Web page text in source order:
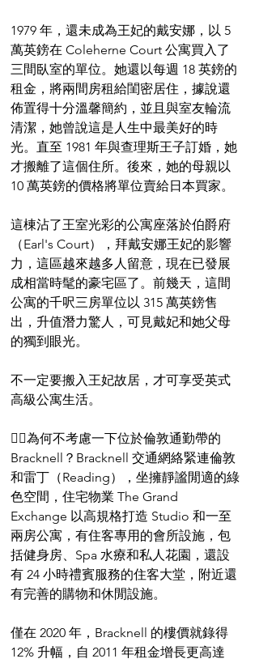
1979 年，還未成為王妃的戴安娜，以 5
萬英鎊在 Coleherne Court 公寓買入了
三間臥室的單位。她還以每週 18 英鎊的
租金，將兩間房租給閨密居住，據說還
佈置得十分溫馨簡約，並且與室友輪流
清潔，她曾說這是人生中最美好的時
光。直至 1981 年與查理斯王子訂婚，她
才搬離了這個住所。後來，她的母親以
10 萬英鎊的價格將單位賣給日本買家。
這棟沾了王室光彩的公寓座落於伯爵府
（Earl's Court），拜戴安娜王妃的影響
力，這區越來越多人留意，現在已發展
成相當時髦的豪宅區了。前幾天，這間
公寓的千呎三房單位以 315 萬英鎊售
出，升值潛力驚人，可見戴妃和她父母
的獨到眼光。
不一定要搬入王妃故居，才可享受英式
高級公寓生活。
👉🏻為何不考慮一下位於倫敦通勤帶的
Bracknell？Bracknell 交通網絡緊連倫敦
和雷丁（Reading），坐擁靜謐閒適的綠
色空間，住宅物業 The Grand
Exchange 以高規格打造 Studio 和一至
兩房公寓，有住客專用的會所設施，包
括健身房、Spa 水療和私人花園，還設
有 24 小時禮賓服務的住客大堂，附近還
有完善的購物和休閒設施。
僅在 2020 年，Bracknell 的樓價就錄得
12% 升幅，自 2011 年租金增長更高達